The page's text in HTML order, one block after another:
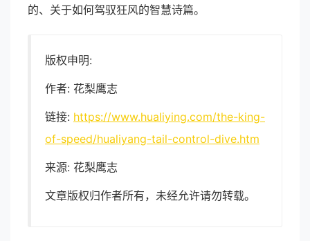
的、关于如何驾驭狂风的智慧诗篇。
版权申明:
作者: 花梨鹰志
链接: https://www.hualiying.com/the-king-
of-speed/hualiyang-tail-control-dive.htm
来源: 花梨鹰志
文章版权归作者所有，未经允许请勿转载。